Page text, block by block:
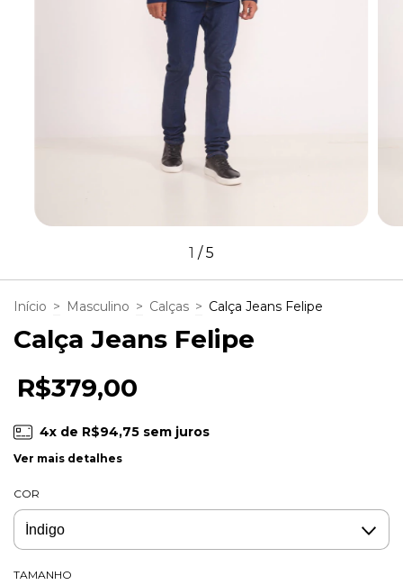
1 /5
Início > Masculino > Calças > Calça Jeans Felipe
Calça Jeans Felipe
R$379,00
4x de R$94,75sem juros
Ver mais detalhes
COR
TAMANHO